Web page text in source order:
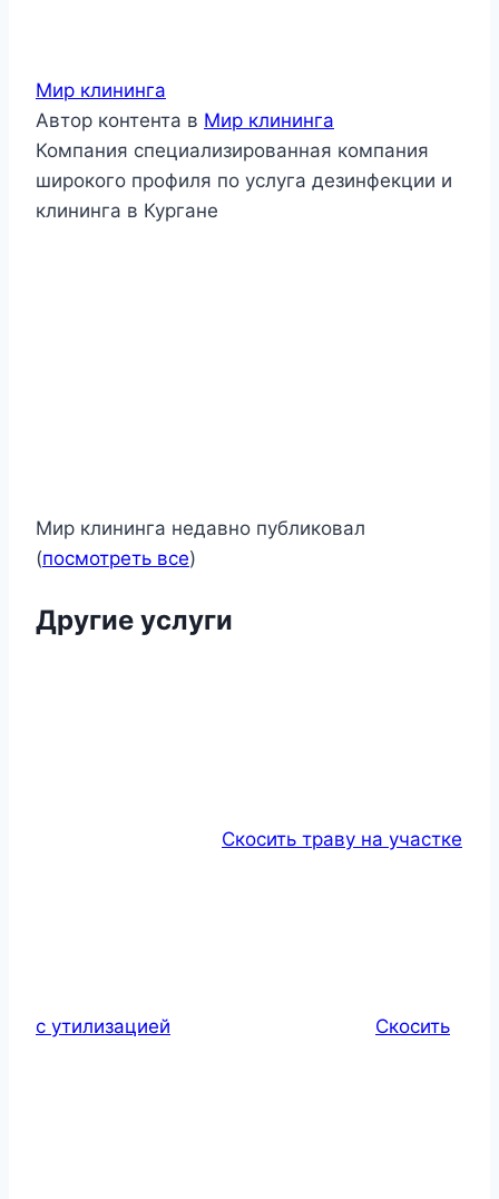
Мир клининга
Автор контента в Мир клининга
Компания специализированная компания
широкого профиля по услуга дезинфекции и
клининга в Кургане
Мир клининга недавно публиковал
(посмотреть все)
Другие услуги
Скосить траву на участке
с утилизацией Скосить